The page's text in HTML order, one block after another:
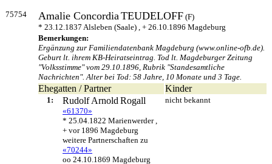
75754 Amalie ConcordiaTEUDELOFF (F)
* 23.12.1837 Alsleben (Saale) , + 26.10.1896 Magdeburg
Bemerkungen:
Ergänzung zur Familiendatenbank Magdeburg (www.online-ofb.de).
Geburt lt. ihrem KB-Heiratseintrag. Tod lt. Magdeburger Zeitung
"Volksstimme" vom 29.10.1896, Rubrik "Standesamtliche
Nachrichten". Alter bei Tod: 58 Jahre, 10 Monate und 3 Tage.
Ehegatten / Partner Kinder
1: Rudolf Arnold Rogall
«61370»
* 25.04.1822 Marienwerder ,
+ vor 1896 Magdeburg
weitere Partnerschaften zu
«70244»
oo 24.10.1869 Magdeburg
nicht bekannt